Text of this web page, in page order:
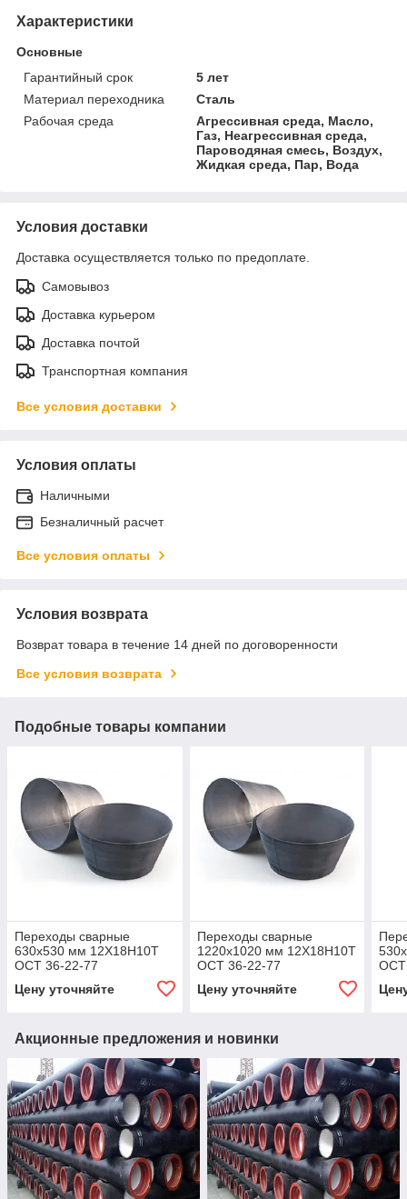
Характеристики
Основные
Гарантийный срок
5 лет
Материал переходника
Сталь
Рабочая среда
Агрессивная среда, Масло,
Газ, Неагрессивная среда,
Пароводяная смесь, Воздух,
Жидкая среда, Пар, Вода
Условия доставки
Доставка осуществляется только по предоплате.
Самовывоз
Доставка курьером
Доставка почтой
Транспортная компания
Все условия доставки
Условия оплаты
Наличными
Безналичный расчет
Все условия оплаты
Условия возврата
Возврат товара в течение 14 дней по договоренности
Все условия возврата
Подобные товары компании
Переходы сварные
630x530 мм 12Х18Н10Т
ОСТ 36-22-77
Цену уточняйте
Переходы сварные
1220x1020 мм 12Х18Н10Т
ОСТ 36-22-77
Цену уточняйте
ОСТ
Акционные предложения и новинки